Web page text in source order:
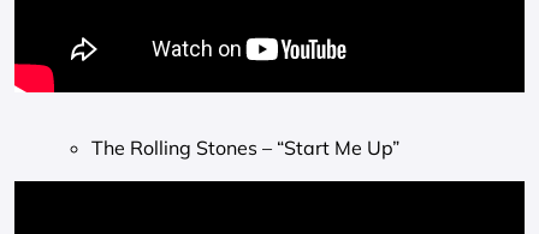
The Rolling Stones – “Start Me Up”